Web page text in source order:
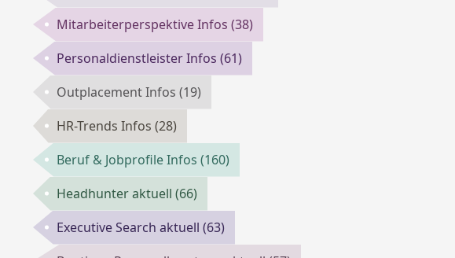
Mitarbeiterperspektive Infos (38)
Personaldienstleister Infos (61)
Outplacement Infos (19)
HR-Trends Infos (28)
Beruf & Jobprofile Infos (160)
Headhunter aktuell (66)
Executive Search aktuell (63)